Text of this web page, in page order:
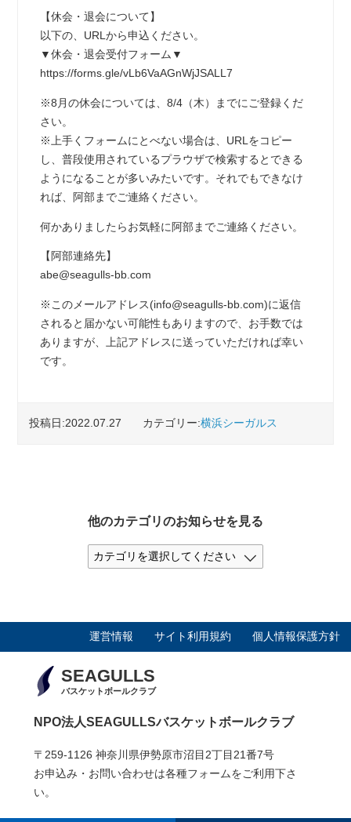
【休会・退会について】
以下の、URLから申込ください。
▼休会・退会受付フォーム▼
https://forms.gle/vLb6VaAGnWjJSALL7
※8月の休会については、8/4（木）までにご登録くだ
さい。
※上手くフォームにとべない場合は、URLをコピー
し、普段使用されているプラウザで検索するとできる
ようになることが多いみたいです。それでもできなけ
れば、阿部までご連絡ください。
何かありましたらお気軽に阿部までご連絡ください。
【阿部連絡先】
abe@seagulls-bb.com
※このメールアドレス(info@seagulls-bb.com)に返信
されると届かない可能性もありますので、お手数では
ありますが、上記アドレスに送っていただければ幸い
です。
投稿日:2022.07.27 カテゴリー:横浜シーガルス
他のカテゴリのお知らせを見る
運営情報 サイト利用規約 個人情報保護方針
SEAGULLS
バスケットボールクラブ
NPO法人SEAGULLSバスケットボールクラブ
〒259-1126 神奈川県伊勢原市沼目2丁目21番7号
お申込み・お問い合わせは各種フォームをご利用下さ
い。